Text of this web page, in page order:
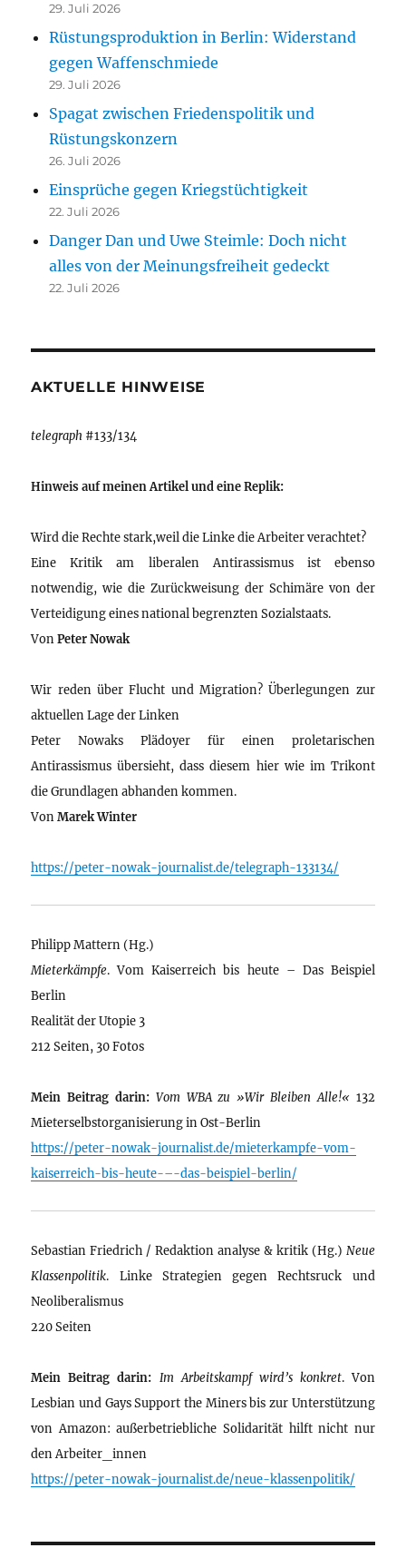
29. Juli 2026
Rüstungsproduktion in Berlin: Widerstand
gegen Waffenschmiede
29. Juli 2026
Spagat zwischen Friedenspolitik und
Rüstungskonzern
26. Juli 2026
Einsprüche gegen Kriegstüchtigkeit
22. Juli 2026
Danger Dan und Uwe Steimle: Doch nicht
alles von der Meinungsfreiheit gedeckt
22. Juli 2026
AKTUELLE HINWEISE
telegraph #133/134
Hinweis auf meinen Artikel und eine Replik:
Wird die Rechte stark,weil die Linke die Arbeiter verachtet?
Eine Kritik am liberalen Antirassismus ist ebenso
notwendig, wie die Zurückweisung der Schimäre von der
Verteidigung eines national begrenzten Sozialstaats.
VonPeter Nowak
Wir reden über Flucht und Migration? Überlegungen zur
aktuellen Lage der Linken
Peter Nowaks Plädoyer für einen proletarischen
Antirassismus übersieht, dass diesem hier wie im Trikont
die Grundlagen abhanden kommen.
VonMarek Winter
https://peter-nowak-journalist.de/telegraph-133134/
Philipp Mattern (Hg.)
Mieterkämpfe. Vom Kaiserreich bis heute – Das Beispiel
Berlin
Realität der Utopie 3
212 Seiten, 30 Fotos
Mein Beitrag darin: Vom WBA zu »Wir Bleiben Alle!« 132
Mieterselbstorganisierung in Ost-Berlin
https://peter-nowak-journalist.de/mieterkampfe-vom-
kaiserreich-bis-heute-–-das-beispiel-berlin/
Sebastian Friedrich / Redaktion analyse & kritik (Hg.) Neue
Klassenpolitik. Linke Strategien gegen Rechtsruck und
Neoliberalismus
220 Seiten
Mein Beitrag darin: Im Arbeitskampf wird’s konkret. Von
Lesbian und Gays Support the Miners bis zur Unterstützung
von Amazon: außerbetriebliche Solidarität hilft nicht nur
den Arbeiter_innen
https://peter-nowak-journalist.de/neue-klassenpolitik/